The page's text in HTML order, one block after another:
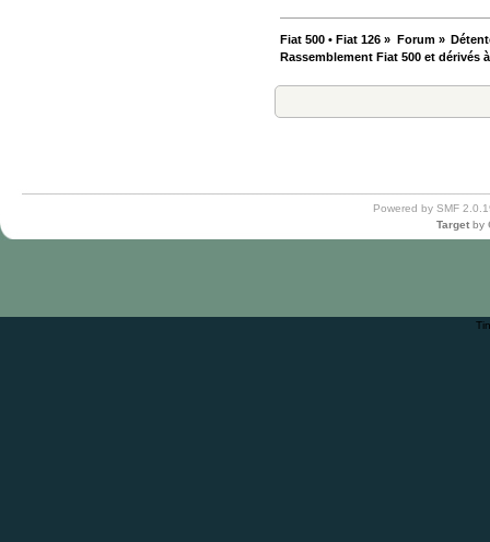
Fiat 500 • Fiat 126 » Forum»
Rassemblement Fiat 500 et dérivés
Powered by SMF
Target by